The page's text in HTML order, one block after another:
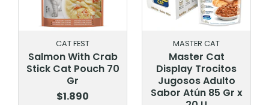
MASTER CAT
Master Cat
Display Trocitos
Jugosos Adulto
Sabor Atún 85 Gr x
MASTER DOG
Alimento Húmedo
Master Dog Adulto
Pollo 100 Gr
$600